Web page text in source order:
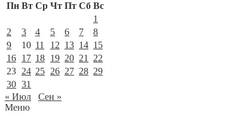
Пн Вт Ср Чт Пт Сб Вс
1
2
3 4 5 6 7
8
9
10 11 12 13 14 15
16 17 18 19 20 21
22
23 24 25 26 27 28 29
30 31
« Июл
Сен »
Меню